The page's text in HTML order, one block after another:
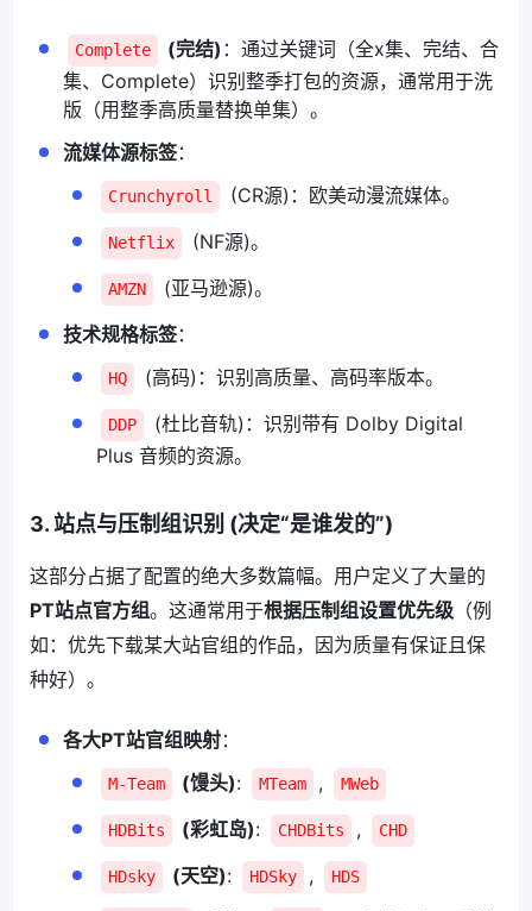
Complete (完结) ：通过关键词（全x集、完结、合
集、Complete）识别整季打包的资源，通常用于洗
版（用整季高质量替换单集）。
流媒体源标签：
Crunchyroll (CR源)：欧美动漫流媒体。
Netflix (NF源)。
AMZN
(亚马逊源)。
技术规格标签：
HQ (高码)：识别高质量、高码率版本。
DDP
(杜比音轨)：识别带有 Dolby Digital
Plus 音频的资源。
3. 站点与压制组识别 (决定“是谁发的”)
这部分占据了配置的绝大多数篇幅。用户定义了大量的
PT站点官方组。这通常用于根据压制组设置优先级 （例
如：优先下载某大站官组的作品，因为质量有保证且保
种好）。
各大PT站官组映射：
M-Team (馒头): MTeam , MWeb
HDBits (彩虹岛): CHDBits , CHD
HDsky (天空): HDSky , HDS